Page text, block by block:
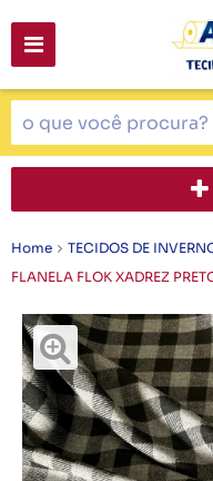
Home
TECIDOS DE
FLANELA FLOK XADREZ